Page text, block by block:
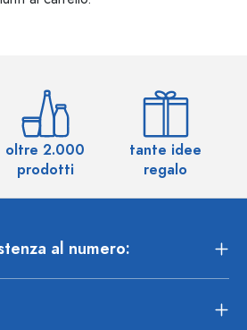
oltre 2.000
prodotti
tante idee
regalo
al numero: